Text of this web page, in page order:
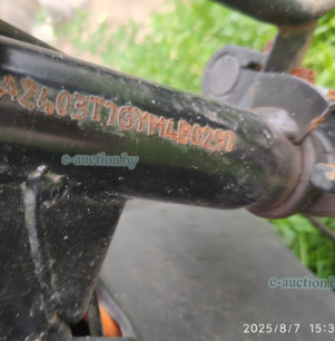
Гродненская область, Островецкий
р-н, аг. Михалишки, ул. Кольцевая,
11А
BNP
Имущество оставлено судебным
исполнителем на хранение
должнику. За дополнительной
информацией обращаться к
специалистам по продаже.
Бывшее в употреблении,
комплектность и работоспособность
не проверялась.
Шкуенок Елена Казимировна
торгов обязан до начала электронных
торгов ( п.2.4.3 Регламента)